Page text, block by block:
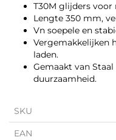
T30M glijders
Lengte 350 mm,
Vn soepele en
Vergemakkelijken
laden.
Gemaakt van
duurzaamheid.
SKU
EAN